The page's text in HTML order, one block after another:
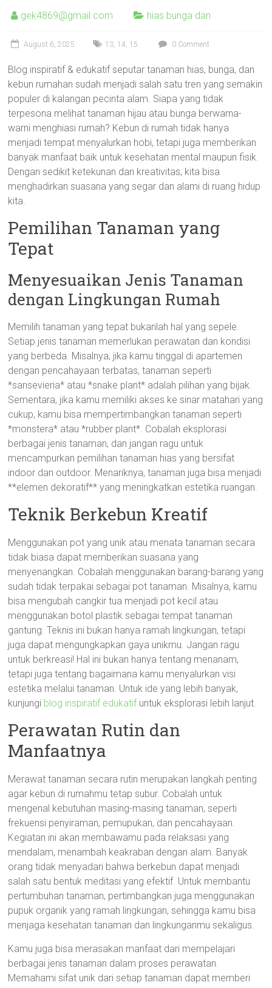
gek4869@gmail.com hias bunga dan
August 6, 2025 13, 14, 15 0 Comment
Blog inspiratif & edukatif seputar tanaman hias, bunga, dan
kebun rumahan sudah menjadi salah satu tren yang semakin
populer di kalangan pecinta alam. Siapa yang tidak
terpesona melihat tanaman hijau atau bunga berwarna-
warni menghiasi rumah? Kebun di rumah tidak hanya
menjadi tempat menyalurkan hobi, tetapi juga memberikan
banyak manfaat baik untuk kesehatan mental maupun fisik.
Dengan sedikit ketekunan dan kreativitas, kita bisa
menghadirkan suasana yang segar dan alami di ruang hidup
kita.
Pemilihan Tanaman yang
Tepat
Menyesuaikan Jenis Tanaman
dengan Lingkungan Rumah
Memilih tanaman yang tepat bukanlah hal yang sepele.
Setiap jenis tanaman memerlukan perawatan dan kondisi
yang berbeda. Misalnya, jika kamu tinggal di apartemen
dengan pencahayaan terbatas, tanaman seperti
*sansevieria* atau *snake plant* adalah pilihan yang bijak.
Sementara, jika kamu memiliki akses ke sinar matahari yang
cukup, kamu bisa mempertimbangkan tanaman seperti
*monstera* atau *rubber plant*. Cobalah eksplorasi
berbagai jenis tanaman, dan jangan ragu untuk
mencampurkan pemilihan tanaman hias yang bersifat
indoor dan outdoor. Menariknya, tanaman juga bisa menjadi
**elemen dekoratif** yang meningkatkan estetika ruangan.
Teknik Berkebun Kreatif
Menggunakan pot yang unik atau menata tanaman secara
tidak biasa dapat memberikan suasana yang
menyenangkan. Cobalah menggunakan barang-barang yang
sudah tidak terpakai sebagai pot tanaman. Misalnya, kamu
bisa mengubah cangkir tua menjadi pot kecil atau
menggunakan botol plastik sebagai tempat tanaman
gantung. Teknis ini bukan hanya ramah lingkungan, tetapi
juga dapat mengungkapkan gaya unikmu. Jangan ragu
untuk berkreasi! Hal ini bukan hanya tentang menanam,
tetapi juga tentang bagaimana kamu menyalurkan visi
estetika melalui tanaman. Untuk ide yang lebih banyak,
kunjungi blog inspiratif edukatifuntuk eksplorasi lebih lanjut.
Perawatan Rutin dan
Manfaatnya
Merawat tanaman secara rutin merupakan langkah penting
agar kebun di rumahmu tetap subur. Cobalah untuk
mengenal kebutuhan masing-masing tanaman, seperti
frekuensi penyiraman, pemupukan, dan pencahayaan.
Kegiatan ini akan membawamu pada relaksasi yang
mendalam, menambah keakraban dengan alam. Banyak
orang tidak menyadari bahwa berkebun dapat menjadi
salah satu bentuk meditasi yang efektif. Untuk membantu
pertumbuhan tanaman, pertimbangkan juga menggunakan
pupuk organik yang ramah lingkungan, sehingga kamu bisa
menjaga kesehatan tanaman dan lingkunganmu sekaligus.
Kamu juga bisa merasakan manfaat dari mempelajari
berbagai jenis tanaman dalam proses perawatan.
Memahami sifat unik dari setiap tanaman dapat memberi